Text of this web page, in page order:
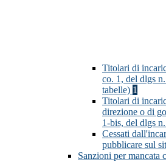
Titolari di
co. 1, del dlgs
tabelle) 1
Titolari di
direzione o di
1-bis, del dlgs
Cessati
pubblicare sul
Sanzioni per mancata